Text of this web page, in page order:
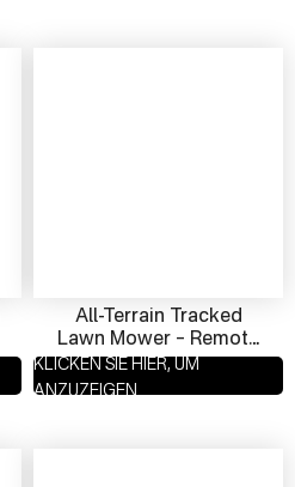
All-Terrain Tracked
Lawn Mower – Remote
Operated, Hybrid
Powered, Ideal For
KLICKEN SIE HIER, UM
ANZUZEIGEN